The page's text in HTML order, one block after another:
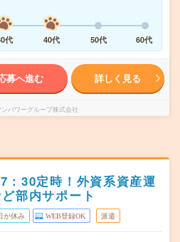
代 40代 50代 60代
募へ進む 詳しく見る
ンパワーグループ株式会社
：30定時！外資系資産運
部内サポート
が休み WEB登録OK 派遣